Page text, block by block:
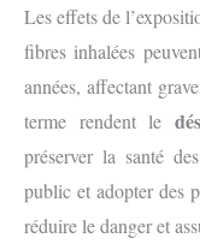
Les effets de
fibres inhalées
années, affectant
terme rendent le
préserver la santé
public et adopter des
réduire le danger et